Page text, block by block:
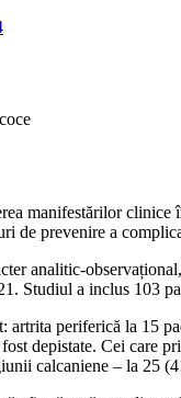
manifestărilor clinice
de prevenire a
analitic-
Studiul a inclus 103
artrita periferică la 15
depistate. Cei care
calcaniene – la 25